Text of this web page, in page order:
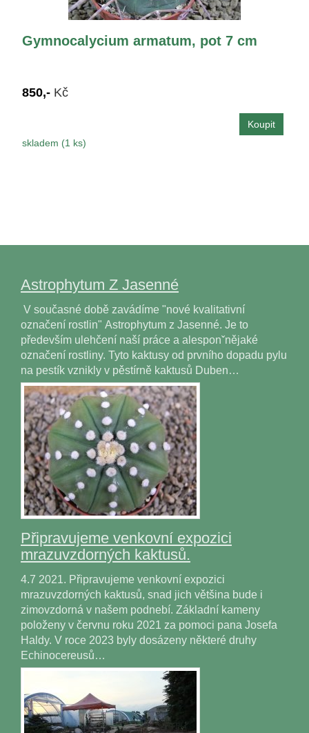
Gymnocalycium armatum, pot 7 cm
850,- Kč
skladem (1 ks)
Astrophytum Z Jasenné
V současné době zavádíme "nové kvalitativní
označení rostlin" Astrophytum z Jasenné. Je to
především ulehčení naší práce a alesponˇnějaké
označení rostliny. Tyto kaktusy od prvního dopadu pylu
na pestík vznikly v pěstírně kaktusů Duben…
Připravujeme venkovní expozici
mrazuvzdorných kaktusů.
4.7 2021. Připravujeme venkovní expozici
mrazuvzdorných kaktusů, snad jich většina bude i
zimovzdorná v našem podnebí. Základní kameny
položeny v červnu roku 2021 za pomoci pana Josefa
Haldy. V roce 2023 byly dosázeny některé druhy
Echinocereusů…